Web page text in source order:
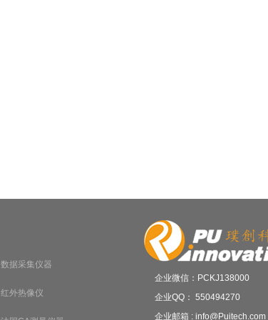
数据采集仪器
红外热像仪
企业微信：PCKJ138000
企业QQ： 550494270
企业邮箱 : info@Puitech.com